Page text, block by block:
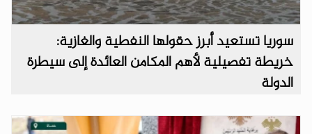
سوريا تستعيد أبرز حقولها النفطية والغازية:
خريطة تفصيلية لأهم المكامن العائدة إلى سيطرة
الدولة